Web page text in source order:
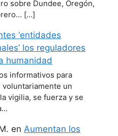
sobre Dundee, Oregón,
[…]
‘entidades
los reguladores
humanidad
informativos para
un
vigilia, se fuerza y se
enAumentan los